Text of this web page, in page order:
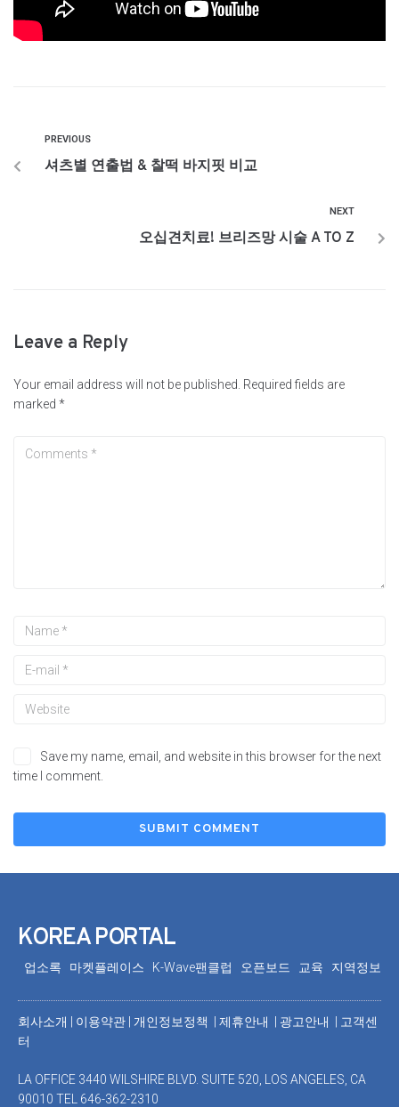
PREVIOUS
셔츠별 연출법 & 찰떡 바지핏 비교
NEXT
오십견치료! 브리즈망 시술 A TO Z
Leave a Reply
Your email address will not be published. Required fields are
marked *
Save my name, email, and website in this browser for the next
time I comment.
KOREA PORTAL
업소록 마켓플레이스 K-Wave팬클럽 오픈보드 교육 지역정보
회사소개 이용약관 개인정보정책 | 제휴안내 | 광고안내
고객센
터
LA OFFICE 3440 WILSHIRE BLVD. SUITE 520, LOS ANGELES, CA
90010 TEL 646-362-2310